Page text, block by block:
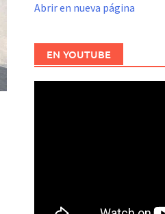
Abrir en nueva página
EN YOUTUBE